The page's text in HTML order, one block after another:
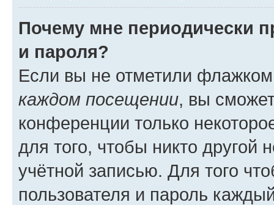
Почему мне периодически
и пароля?
Если вы не отметили
каждом посещении, вы
конференции только
для того, чтобы никто другой
учётной записью. Для того
пользователя и пароль